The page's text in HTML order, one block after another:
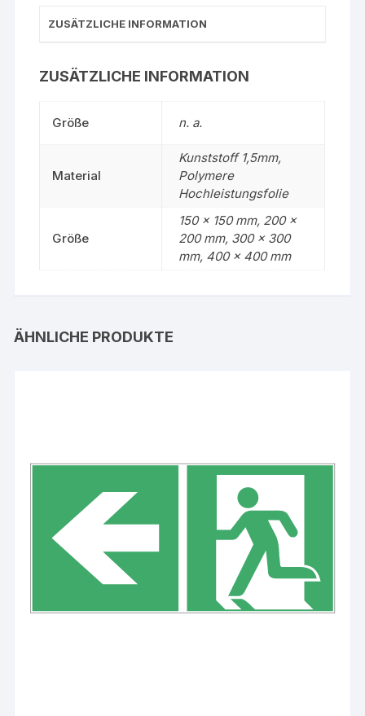
ZUSÄTZLICHE INFORMATION
ZUSÄTZLICHE INFORMATION
Größe n. a.
Material
Kunststoff 1,5mm,
Polymere
Hochleistungsfolie
Größe
150 x 150 mm, 200 x
200 mm, 300 x 300
mm, 400 x 400 mm
ÄHNLICHE PRODUKTE